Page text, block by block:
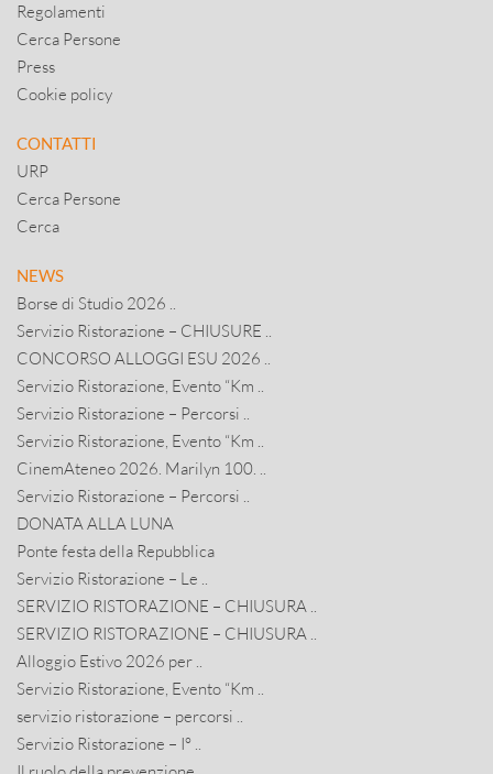
Regolamenti
Cerca Persone
Press
Cookie policy
CONTATTI
URP
Cerca Persone
Cerca
NEWS
Borse di Studio 2026 ..
Servizio Ristorazione – CHIUSURE ..
CONCORSO ALLOGGI ESU 2026 ..
Servizio Ristorazione, Evento “Km ..
Servizio Ristorazione – Percorsi ..
Servizio Ristorazione, Evento “Km ..
CinemAteneo 2026. Marilyn 100. ..
Servizio Ristorazione – Percorsi ..
DONATA ALLA LUNA
Ponte festa della Repubblica
Servizio Ristorazione – Le ..
SERVIZIO RISTORAZIONE – CHIUSURA ..
SERVIZIO RISTORAZIONE – CHIUSURA ..
Alloggio Estivo 2026 per ..
Servizio Ristorazione, Evento “Km ..
servizio ristorazione – percorsi ..
Servizio Ristorazione – I° ..